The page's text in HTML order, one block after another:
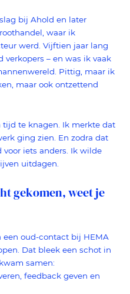
bij Ahold en later
waar ik
werd. Vijftien jaar lang
– en was ik vaak
Pittig, maar ik
maar ook ontzettend
tijd te knagen. Ik merkte dat
ging zien. En zodra dat
iets anders. Ik wilde
uitdagen.
gekomen, weet je
een oud-contact bij HEMA
Dat bleek een schot in
samen:
feedback geven en